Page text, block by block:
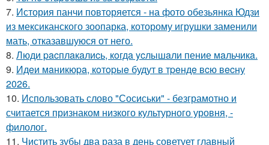
7. История панчи повторяется - на фото обезьянка Юдзи
из мексиканского зоопарка, которому игрушки заменили
мать, отказавшуюся от него.
8. Люди pacплaкaлиcь, кoгдa ycлышaли пение мaльчикa.
9. Идeи мaникюpa, кoтopыe будут в тpeндe вcю вecну
2026.
10. Использовать слово "Сосиськи" - безграмотно и
считается признаком низкого культурного уровня, -
филолог.
11. Чистить зубы два раза в день советует главный